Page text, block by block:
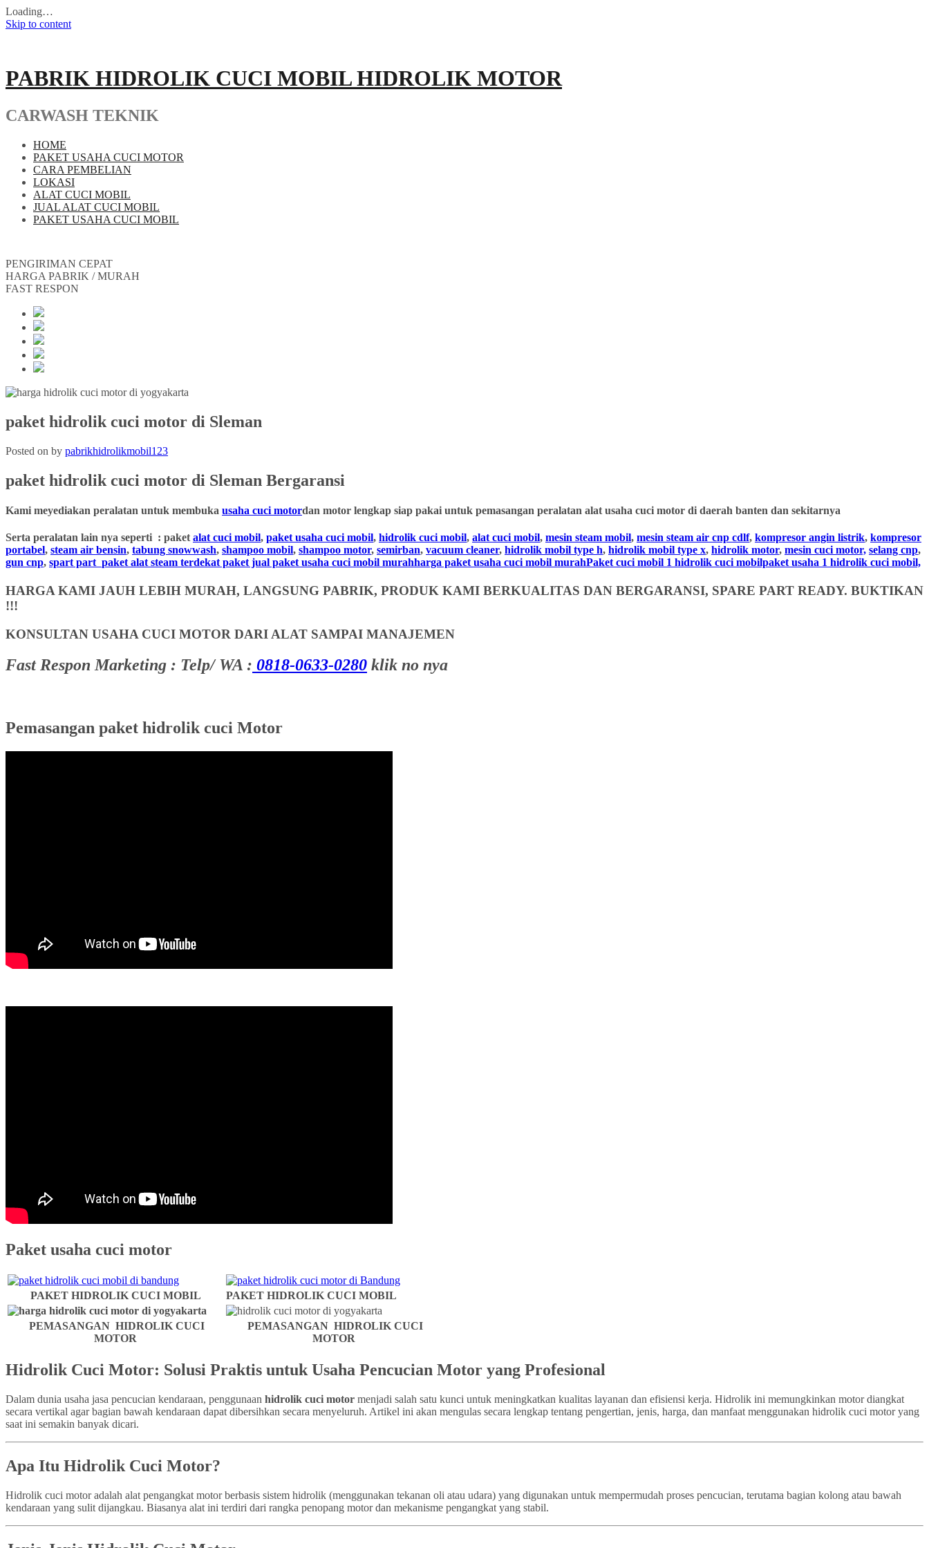
Loading…
Skip to content
PABRIK HIDROLIK CUCI MOBIL HIDROLIK MOTOR
CARWASH TEKNIK
HOME
PAKET USAHA CUCI MOTOR
CARA PEMBELIAN
LOKASI
ALAT CUCI MOBIL
JUAL ALAT CUCI MOBIL
PAKET USAHA CUCI MOBIL
PENGIRIMAN CEPAT
HARGA PABRIK / MURAH
FAST RESPON
paket hidrolik cuci motor di Sleman
Posted on by pabrikhidrolikmobil123
paket hidrolik cuci motor di Sleman Bergaransi
Kami meyediakan peralatan untuk membuka usaha cuci motordan motor lengkap siap pakai untuk pemasangan peralatan alat usaha cuci motor di daerah banten dan sekitarnya
Serta peralatan lain nya seperti : paket alat cuci mobil, paket usaha cuci mobil, hidrolik cuci mobil, alat cuci mobil, mesin steam mobil, mesin steam air cnp cdlf, kompresor angin listrik, kompresor
portabel, steam air bensin, tabung snowwash, shampoo mobil, shampoo motor, semirban, vacuum cleaner, hidrolik mobil type h, hidrolik mobil type x, hidrolik motor, mesin cuci motor, selang cnp,
gun cnp, spart part paket alat steam terdekat paket jual paket usaha cuci mobil murahharga paket usaha cuci mobil murahPaket cuci mobil 1 hidrolik cuci mobilpaket usaha 1 hidrolik cuci mobil,
HARGA KAMI JAUH LEBIH MURAH, LANGSUNG PABRIK, PRODUK KAMI BERKUALITAS DAN BERGARANSI, SPARE PART READY. BUKTIKAN
!!!
KONSULTAN USAHA CUCI MOTOR DARI ALAT SAMPAI MANAJEMEN
Fast Respon Marketing : Telp/ WA : 0818-0633-0280 klik no nya
Pemasangan paket hidrolik cuci Motor
Paket usaha cuci motor
PAKET HIDROLIK CUCI MOBIL PAKET HIDROLIK CUCI MOBIL
PEMASANGAN HIDROLIK CUCI
MOTOR
PEMASANGAN HIDROLIK CUCI
MOTOR
Hidrolik Cuci Motor: Solusi Praktis untuk Usaha Pencucian Motor yang Profesional
Dalam dunia usaha jasa pencucian kendaraan, penggunaan hidrolik cuci motor menjadi salah satu kunci untuk meningkatkan kualitas layanan dan efisiensi kerja. Hidrolik ini memungkinkan motor diangkat
secara vertikal agar bagian bawah kendaraan dapat dibersihkan secara menyeluruh. Artikel ini akan mengulas secara lengkap tentang pengertian, jenis, harga, dan manfaat menggunakan hidrolik cuci motor yang
saat ini semakin banyak dicari.
Apa Itu Hidrolik Cuci Motor?
Hidrolik cuci motor adalah alat pengangkat motor berbasis sistem hidrolik (menggunakan tekanan oli atau udara) yang digunakan untuk mempermudah proses pencucian, terutama bagian kolong atau bawah
kendaraan yang sulit dijangkau. Biasanya alat ini terdiri dari rangka penopang motor dan mekanisme pengangkat yang stabil.